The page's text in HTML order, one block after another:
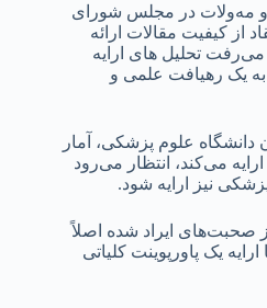
و مه‌ولات در مجلس شورای
از کیفیت مقالات ارائه
تحلیل های ارایه
یک رهیافت علمی و
علوم پزشکی، آمار
می‌کند، انتظار می‌رود
نیز ارایه شود.
صحبت‌های ایراد شده اصلاً
یک پاورپوینت کلیاتی